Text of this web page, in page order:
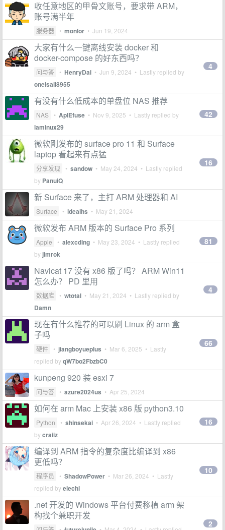
收任意地区的甲骨文账号，要求带 ARM，
账号满半年
服务器 • monlor • Jun 19, 2024
大家有什么一键离线安装 docker 和
docker-compose 的好东西吗？
问与答 • HenryDai • Jun 9, 2024 • Lastly replied by
oneisall8955
4
有没有什么低成本的单盘位 NAS 推荐
NAS • ApIEfuse • Nov 9, 2025 • Lastly replied by
laminux29
42
微软刚发布的 surface pro 11 和 Surface
laptop 看起来有点猛
分享发现 • sandow • May 24, 2024 • Lastly replied
by PanuiQ
16
新 Surface 来了，主打 ARM 处理器和 AI
Surface • idealhs • May 21, 2024
微软发布 ARM 版本的 Surface Pro 系列
Apple • alexcding • May 23, 2024 • Lastly replied
by jimrok
81
Navicat 17 没有 x86 版了吗？ ARM Win11
怎么办？ PD 里用
数据库 • wtotal • May 21, 2024 • Lastly replied by
Damn
4
现在有什么推荐的可以刷 Linux 的 arm 盒
子吗
硬件 • jiangboyueplus • Mar 6, 2025 • Lastly
replied byqW7bo2FbzbC0
66
kunpeng 920 装 esxi 7
问与答 • azure2024us • Apr 25, 2024
如何在 arm Mac 上安装 x86 版 python3.10
Python • shinsekai • Apr 26, 2024 • Lastly replied
bycraiiz
16
编译到 ARM 指令的复杂度比编译到 x86
更低吗？
程序员 • ShadowPower • Mar 26, 2024 • Lastly
replied byelechi
10
.net 开发的 Windows 平台付费移植 arm 架
构找个兼职开发
2